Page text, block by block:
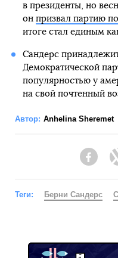
в президенты, но
он призвал партию
итоге стал единым
Сандерс
Демократической
популярностью у
на свой почтенный
Автор: Anhelina Sheremet
Теги: Берни Сандерс